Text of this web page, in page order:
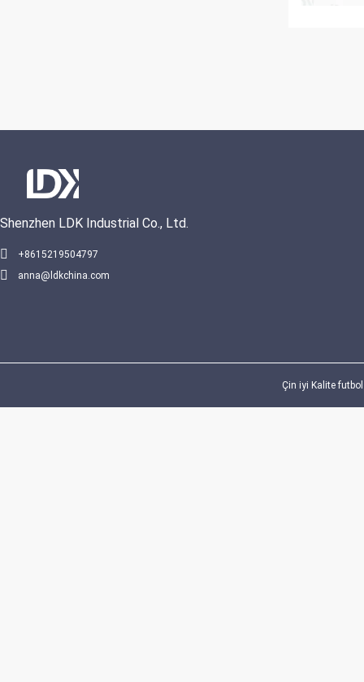
Shenzhen LDK Industrial Co., Ltd.
+8615219504797
anna@ldkchina.com
Çin iyi Kalite